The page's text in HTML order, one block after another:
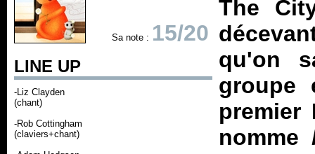
Sa note : 15/20
LINE UP
-Liz Clayden
(chant)
-Rob Cottingham
(claviers+chant)
The
qu'on
groupe
premier
nomme